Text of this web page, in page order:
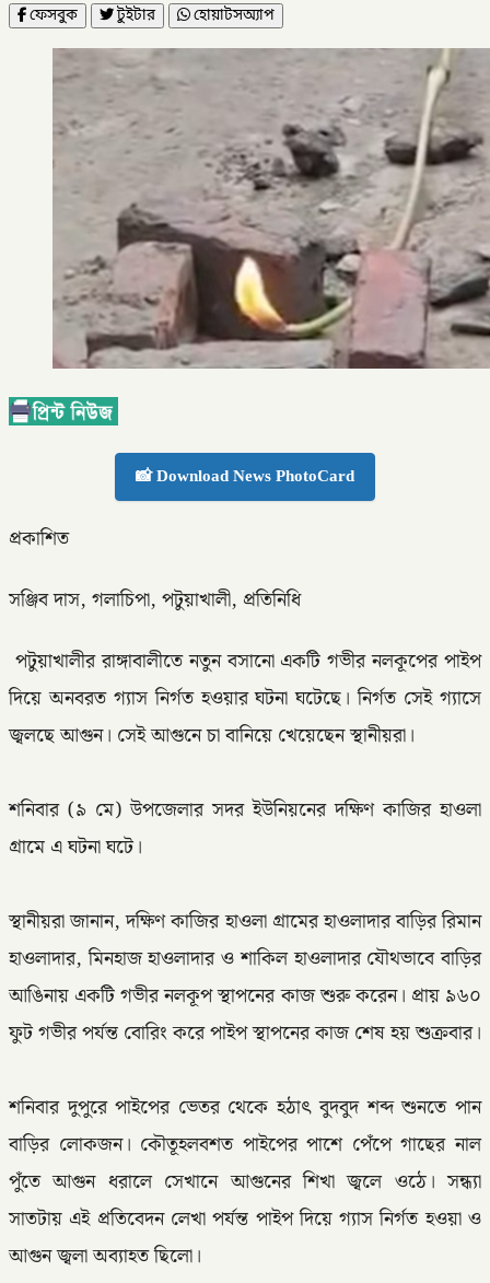
ফেসবুক
টুইটার হোয়াটসঅ্যাপ
📸 Download News PhotoCard
প্রকাশিত
সঞ্জিব দাস, গলাচিপা, পটুয়াখালী, প্রতিনিধি
পটুয়াখালীর রাঙ্গাবালীতে নতুন বসানো একটি গভীর নলকূপের পাইপ
দিয়ে অনবরত গ্যাস নির্গত হওয়ার ঘটনা ঘটেছে। নির্গত সেই গ্যাসে
জ্বলছে আগুন। সেই আগুনে চা বানিয়ে খেয়েছেন স্থানীয়রা।
‎শনিবার (৯ মে) উপজেলার সদর ইউনিয়নের দক্ষিণ কাজির হাওলা
গ্রামে এ ঘটনা ঘটে।
‎স্থানীয়রা জানান, দক্ষিণ কাজির হাওলা গ্রামের হাওলাদার বাড়ির রিমান
হাওলাদার, মিনহাজ হাওলাদার ও শাকিল হাওলাদার যৌথভাবে বাড়ির
আঙিনায় একটি গভীর নলকূপ স্থাপনের কাজ শুরু করেন। প্রায় ৯৬০
ফুট গভীর পর্যন্ত বোরিং করে পাইপ স্থাপনের কাজ শেষ হয় শুক্রবার।
‎শনিবার দুপুরে পাইপের ভেতর থেকে হঠাৎ বুদবুদ শব্দ শুনতে পান
বাড়ির লোকজন। কৌতূহলবশত পাইপের পাশে পেঁপে গাছের নাল
পুঁতে আগুন ধরালে সেখানে আগুনের শিখা জ্বলে ওঠে। সন্ধ্যা
সাতটায় এই প্রতিবেদন লেখা পর্যন্ত পাইপ দিয়ে গ্যাস নির্গত হওয়া ও
আগুন জ্বলা অব্যাহত ছিলো।